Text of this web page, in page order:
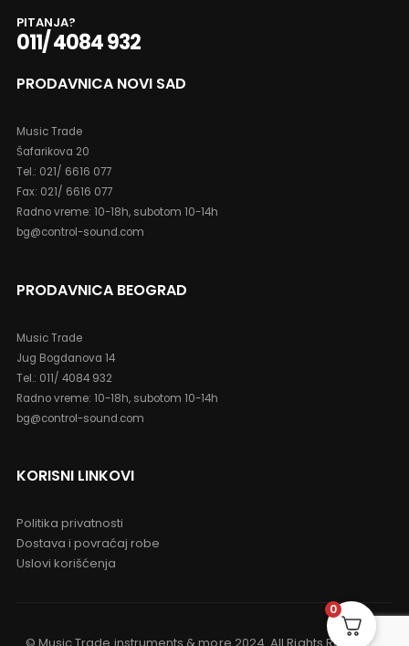
PITANJA?
011/ 4084 932
Music Trade
Šafarikova 20
Tel.: 021/ 6616 077
Fax: 021/ 6616 077
Radno vreme: 10-18h, subotom 10-14h
Music Trade
Jug Bogdanova 14
Tel.: 011/ 4084 932
Radno vreme: 10-18h, subotom 10-14h
Politika privatnosti
Dostava i povraćaj robe
0